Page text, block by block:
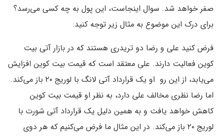
صفر خواهد شد. سوال اینجاست، این پول به چه کسی می‌رسد؟
برای درک این موضوع به مثال زیر توجه کنید:
فرض کنید علی و رضا دو تریدری هستند که در بازار آتی بیت
کوین فعالیت دارند. علی معتقد است که قیمت بیت کوین افزایش
می‌یابد، از این رو او یک قرارداد آتی لانگ با لوریج ۲۰ باز می‌کند.
اما رضا نظری مخالف علی دارد، به نظر او قیمت بیت کوین
کاهش خواهد یافت و به همین دلیل یک قرارداد آتی شورت با
لوریج ۲۰ باز می‌کند. در این مثال ما فرض می‌کنیم که هر دوی